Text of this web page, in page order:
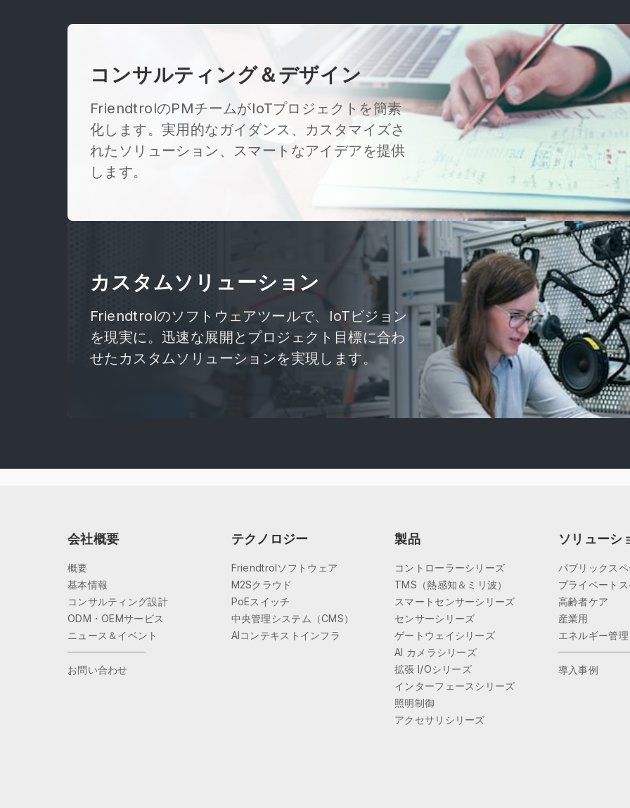
コンサルティング＆デザイン
FriendtrolのPMチームがIoTプロジェクトを簡素
化します。実用的なガイダンス、カスタマイズさ
れたソリューション、スマートなアイデアを提供
します。
カスタムソリューション
Friendtrolのソフトウェアツールで、IoTビジョン
を現実に。迅速な展開とプロジェクト目標に合わ
せたカスタムソリューションを実現します。
会社概要
概要
基本情報
コンサルティング設計
ODM・OEMサービス
ニュース＆イベント
お問い合わせ
テクノロジー
Friendtrolソフトウェア
M2Sクラウド
PoEスイッチ
中央管理システム（CMS）
AIコンテキストインフラ
製品
コントローラーシリーズ
TMS（熱感知＆ミリ波）
スマートセンサーシリーズ
センサーシリーズ
ゲートウェイシリーズ
AI カメラシリーズ
拡張 I/Oシリーズ
インターフェースシリーズ
照明制御
アクセサリシリーズ
ソリューシ
パブリックス
プライベート
高齢者ケア
産業用
エネルギー管理
導入事例